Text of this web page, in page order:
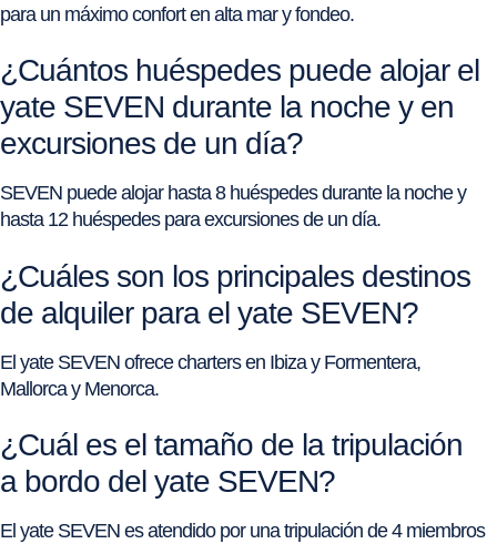
para un máximo confort en alta mar y fondeo.
¿Cuántos huéspedes puede alojar el
yate SEVEN durante la noche y en
excursiones de un día?
SEVEN puede alojar hasta 8 huéspedes durante la noche y
hasta 12 huéspedes para excursiones de un día.
¿Cuáles son los principales destinos
de alquiler para el yate SEVEN?
El yate SEVEN ofrece charters en Ibiza y Formentera,
Mallorca y Menorca.
¿Cuál es el tamaño de la tripulación
a bordo del yate SEVEN?
El yate SEVEN es atendido por una tripulación de 4 miembros